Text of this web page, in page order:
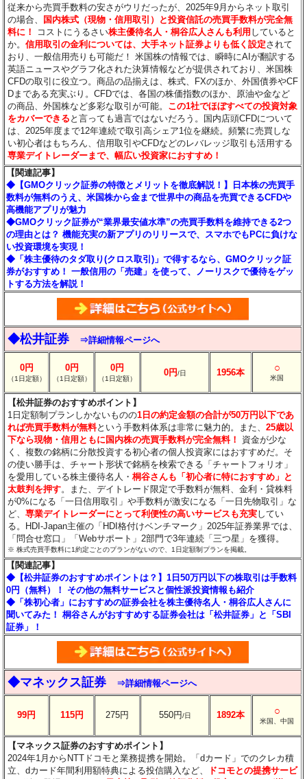
従来から売買手数料の安さがウリだったが、2025年9月からネット取引
の場合、
国内株式（現物・信用取引）と投資信託の売買手数料が完全無
料に！
コストにうるさい株主優待名人・桐谷広人さんも利用 していると
か。信用取引の金利については、大手ネット証券よりも低く設定されて
おり、一般信用売りも可能だ！ 米国株の情報では、瞬時にAIが翻訳する
英語ニュースやグラフ化された決算情報などが提供されており、米国株
CFDの取引に役立つ。商品の品揃えは、株式、FXのほか、外国債券やCF
Dまである充実ぶり。CFDでは、各国の株価指数のほか、原油や金など
の商品、外国株など多彩な取引が可能。 この1社でほぼすべての投資対象
をカバーできる と言っても過言ではないだろう。国内店頭CFDについて
は、2025年度まで12年連続で取引高シェア1位を継続。頻繁に売買しな
い初心者はもちろん、信用取引やCFDなどのレバレッジ取引も活用する
専業デイトレーダーまで、幅広い投資家におすすめ！
【関連記事】
◆【GMOクリック証券の特徴とメリットを徹底解説！】日本株の売買手
数料が無料のうえ、米国株から金まで世界中の商品を売買できるCFDや
高機能アプリが魅力
◆GMOクリック証券が“業界最安値水準”の売買手数料を維持できる2つ
の理由とは？ 機能充実の新アプリのリリースで、スマホでもPCに負けな
い投資環境を実現！
◆「株主優待のタダ取り(クロス取引)」で得するなら、GMOクリック証
券がおすすめ！ 一般信用の「売建」を使って、ノーリスクで優待をゲッ
トする方法を解説！
◆松井証券 ⇒詳細情報ページへ
0円
（1日定額）
0円
（1日定額）
0円
（1日定額）
0円/日 1956本 ○
米国
【松井証券のおすすめポイント】
1日定額制プランしかないものの1日の約定金額の合計が50万円以下であ
れば売買手数料が無料という手数料体系は非常に魅力的。また、25歳以
下なら現物・信用ともに国内株の売買手数料が完全無料！
資金が少な
く、複数の銘柄に分散投資する初心者の個人投資家にはおすすめだ。そ
の使い勝手は、チャート形状で銘柄を検索できる「チャートフォリオ」
を愛用している株主優待名人・桐谷さんも「初心者に特におすすめ」と
太鼓判を押す。また、デイトレード限定で手数料が無料、金利・貸株料
が0%になる「一日信用取引」や手数料が激安になる「一日先物取引」な
ど、専業デイトレーダーにとって利便性の高いサービスも充実してい
る。HDI-Japan主催の「HDI格付けベンチマーク」2025年証券業界では、
「問合せ窓口」「Webサポート」2部門で3年連続「三つ星」を獲得。
※ 株式売買手数料に1約定ごとのプランがないので、1日定額制プランを掲載。
【関連記事】
◆【松井証券のおすすめポイントは？】1日50万円以下の株取引は手数料
0円（無料）！ その他の無料サービスと個性派投資情報も紹介
◆「株初心者」におすすめの証券会社を株主優待名人・桐谷広人さんに
聞いてみた！ 桐谷さんがおすすめする証券会社は「松井証券」と「SBI
証券」！
◆マネックス証券 ⇒詳細情報ページへ
99円 115円 275円 550円/日 1892本 ○
米国、中国
【マネックス証券のおすすめポイント】
2024年1月からNTTドコモと業務提携を開始。「dカード」でのクレカ積
立、dカード年間利用額特典による投信購入など、
ドコモとの提携サービ